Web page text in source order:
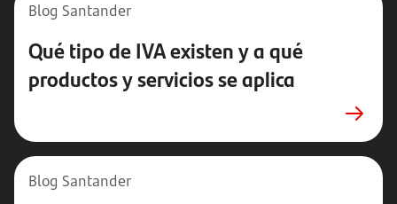
Blog Santander
Qué tipo de IVA existen y a qué
productos y servicios se aplica
Blog Santander